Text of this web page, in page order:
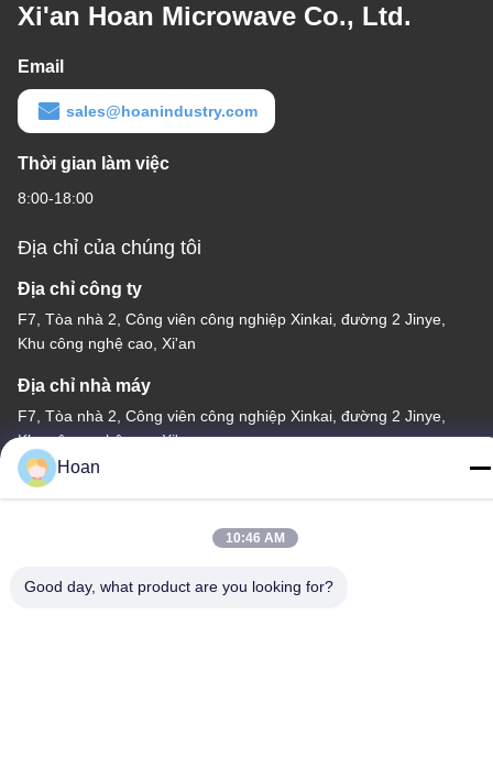
Xi'an Hoan Microwave Co., Ltd.
Email
sales@hoanindustry.com
Thời gian làm việc
8:00-18:00
Địa chỉ của chúng tôi
Địa chỉ công ty
F7, Tòa nhà 2, Công viên công nghiệp Xinkai, đường 2 Jinye,
Khu công nghệ cao, Xi'an
Địa chỉ nhà máy
F7, Tòa nhà 2, Công viên công nghiệp Xinkai, đường 2 Jinye,
Khu công nghệ cao, Xi'an
Điện thoại
Hoan
10:46 AM
Good day, what product are you looking for?